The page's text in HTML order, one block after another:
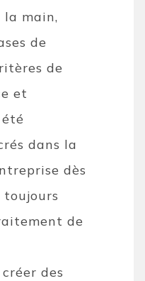
la main,
de
de
et
dans la
dès
de
des